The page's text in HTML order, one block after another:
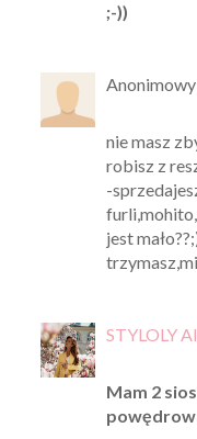
;-))
Anonimowy
nie masz
robisz z
-
jest
STYLOLY
Mam 2